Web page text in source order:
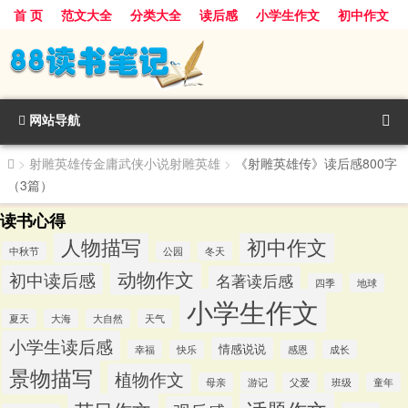
首 页 范文大全 分类大全 读后感 小学生作文
初中作文
景物描写
话题作文 人物描写
节日作文
网站导航
> 射雕英雄传金庸武侠小说射雕英雄 >
《射雕英雄传》读后感800字
（3篇）
读书心得
中秋节 人物描写 公园 冬天 初中作文
初中读后感 动物作文 名著读后感 四季 地球
夏天 大海 大自然 天气 小学生作文
小学生读后感 幸福 快乐 情感说说 感恩 成长
景物描写 植物作文 母亲 游记 父爱 班级 童年